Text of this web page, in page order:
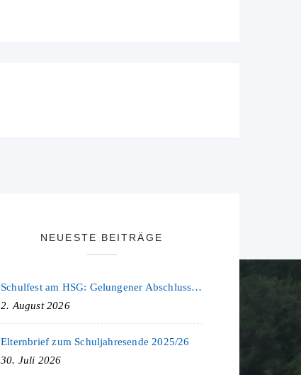
NEUESTE BEITRÄGE
Schulfest am HSG: Gelungener Abschluss eines ereignisreichen Schuljahres
2. August 2026
Elternbrief zum Schuljahresende 2025/26
30. Juli 2026